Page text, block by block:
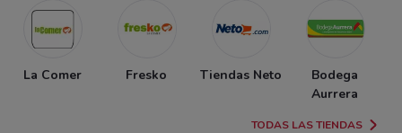
La Comer Fresko Tiendas Neto
Bodega
Aurrera
TODAS LAS TIENDAS